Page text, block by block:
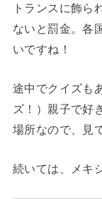
トランスに飾ら
ないと罰金。各
いですね！
途中でクイズも
ズ！）親子で好
場所なので、見
続いては、メキ